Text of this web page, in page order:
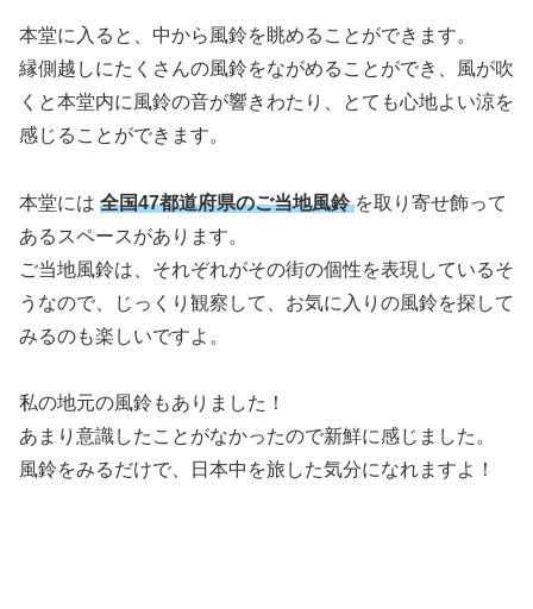
本堂に入ると、中から風鈴を眺めることができます。
縁側越しにたくさんの風鈴をながめることができ、風が吹
くと本堂内に風鈴の音が響きわたり、とても心地よい涼を
感じることができます。
本堂には 全国47都道府県のご当地風鈴を取り寄せ飾って
あるスペースがあります。
ご当地風鈴は、それぞれがその街の個性を表現しているそ
うなので、じっくり観察して、お気に入りの風鈴を探して
みるのも楽しいですよ。
私の地元の風鈴もありました！
あまり意識したことがなかったので新鮮に感じました。
風鈴をみるだけで、日本中を旅した気分になれますよ！